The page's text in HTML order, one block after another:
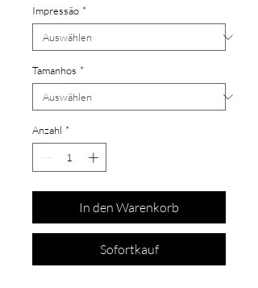
Impressão *
Tamanhos *
Anzahl *
In den Warenkorb
Sofortkauf